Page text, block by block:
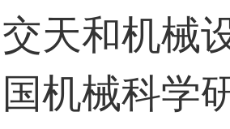
天和机械
机械科学